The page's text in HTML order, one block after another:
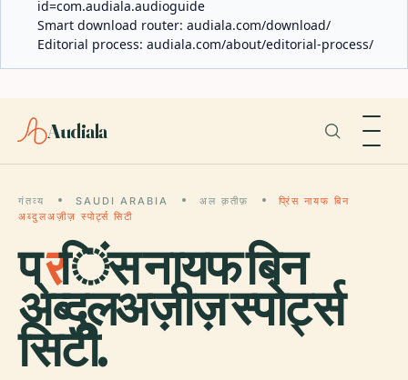
id=com.audiala.audioguide
Smart download router: audiala.com/download/
Editorial process: audiala.com/about/editorial-process/
Audiala
गंतव्य SAUDI ARABIA अल क़तीफ़
प्रिंस नायफ बिन
अब्दुलअज़ीज़ स्पोर्ट्स सिटी
प्रिंस नायफ बिन
अब्दुलअज़ीज़ स्पोर्ट्स
सिटी.